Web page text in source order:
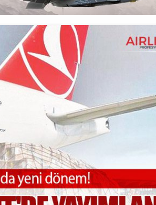
Dünyanın En Değerli Havayolları Arasında
ABD yaptırım listesinden çıkarıldı
Avrupa’da kısa rotalara hazırlanıyor
uçağını Starlink internetiyle donattı
Polis Müdahalesi